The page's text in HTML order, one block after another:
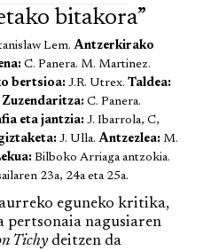
bitakora”
Lem. Antzerkirako
C. Panera. M. Martinez.
bertsioa: J.R. Utrex. Taldea:
Zuzendaritza: C. Panera.
eta jantzia: J. Ibarrola, C,
J. Ulla. Antzezlea: M.
Bilboko Arriaga antzokia.
23a, 24a eta 25a.
eguneko kritika,
pertsonaia nagusiaren
Tichy deitzen da